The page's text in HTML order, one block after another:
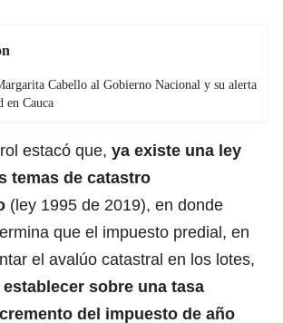
Cabello al Gobierno Nacional y su alerta
en Cauca
estacó que, ya existe una ley
temas de catastro
(ley 1995 de 2019), en donde
que el impuesto predial, en
el avalúo catastral en los lotes,
sobre una tasa
del impuesto de año